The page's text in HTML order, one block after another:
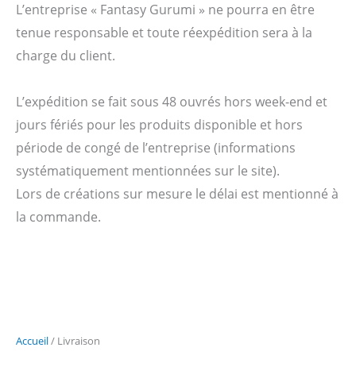
Accueil/ Livraison
L’entreprise « Fantasy Gurumi » ne pourra en être
tenue responsable et toute réexpédition sera à la
charge du client.
L’expédition se fait sous 48 ouvrés hors week-end et
jours fériés pour les produits disponible et hors
période de congé de l’entreprise (informations
systématiquement mentionnées sur le site).
Lors de créations sur mesure le délai est mentionné à
la commande.